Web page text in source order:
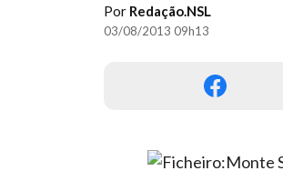
Por Redação.NSL
03/08/2013 09h13